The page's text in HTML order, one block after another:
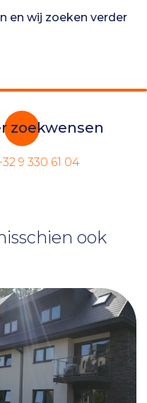
en wij zoeken verder
zoekwensen
9 330 61 04
ook